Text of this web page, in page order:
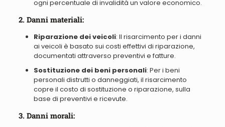
ogni percentuale di invalidità un valore economico.
2. Danni materiali:
Riparazione dei veicoli: Il risarcimento per i danni
ai veicoli è basato sui costi effettivi di riparazione,
documentati attraverso preventivi e fatture.
Sostituzione dei beni personali: Per i beni
personali distrutti o danneggiati, il risarcimento
copre il costo di sostituzione o riparazione, sulla
base di preventivi e ricevute.
3. Danni morali: